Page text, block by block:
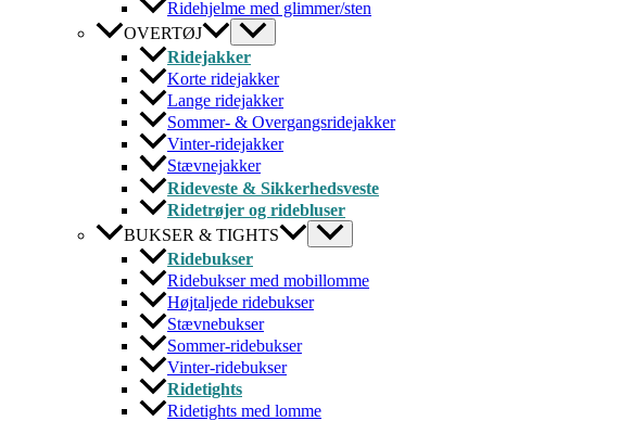
Ridehjelme med glimmer/sten
OVERTØJ
Ridejakker
Korte ridejakker
Lange ridejakker
Sommer- & Overgangsridejakker
Vinter-ridejakker
Stævnejakker
Rideveste & Sikkerhedsveste
Ridetrøjer og ridebluser
BUKSER & TIGHTS
Ridebukser
Ridebukser med mobillomme
Højtaljede ridebukser
Stævnebukser
Sommer-ridebukser
Vinter-ridebukser
Ridetights
Ridetights med lomme